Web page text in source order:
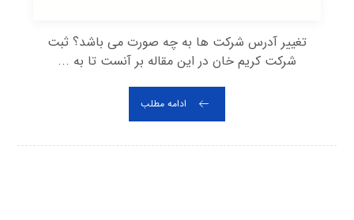
تغییر آدرس شرکت ها به چه صورت می باشد؟ ثبت
شرکت کریم خان در این مقاله بر آنست تا به ...
ادامه مطلب